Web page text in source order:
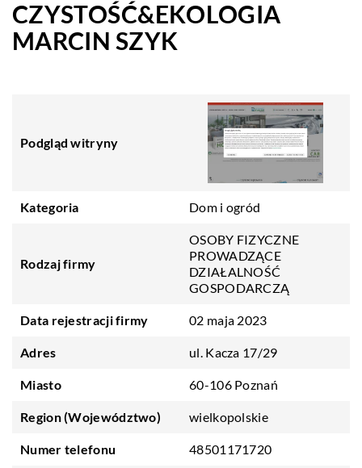
CZYSTOŚĆ&EKOLOGIA
MARCIN SZYK
Podgląd witryny
Kategoria Dom i ogród
Rodzaj firmy
OSOBY FIZYCZNE
PROWADZĄCE
DZIAŁALNOŚĆ
GOSPODARCZĄ
Data rejestracji firmy 02 maja 2023
Adres ul. Kacza 17/29
Miasto 60-106 Poznań
Region (Województwo) wielkopolskie
Numer telefonu 48501171720